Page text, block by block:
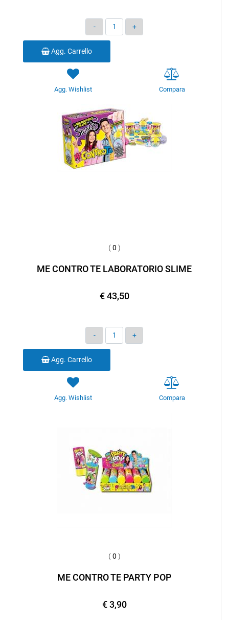
Quantità
Agg. Carrello
Agg. Wishlist Compara
(0 )
ME CONTRO TE LABORATORIO SLIME
€ 43,50
Quantità
Agg. Carrello
Agg. Wishlist Compara
(0 )
ME CONTRO TE PARTY POP
€ 3,90